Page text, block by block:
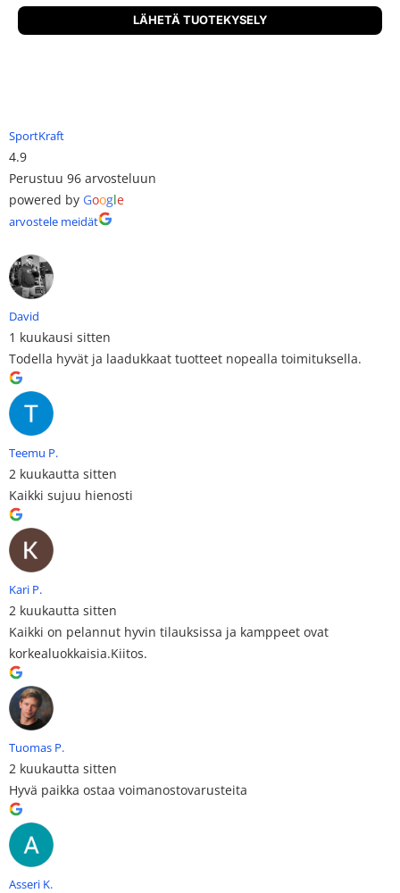
SportKraft
4.9
Perustuu 96 arvosteluun
powered by Google
arvostele meidät
David
1 kuukausi sitten
Todella hyvät ja laadukkaat tuotteet nopealla toimituksella.
Teemu P.
2 kuukautta sitten
Kaikki sujuu hienosti
Kari P.
2 kuukautta sitten
Kaikki on pelannut hyvin tilauksissa ja kamppeet ovat
korkealuokkaisia.Kiitos.
Tuomas P.
2 kuukautta sitten
Hyvä paikka ostaa voimanostovarusteita
Asseri K.